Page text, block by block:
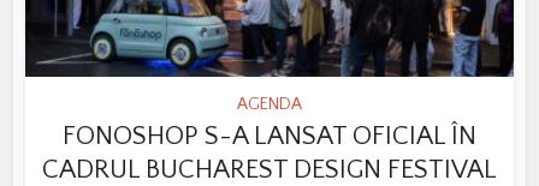
AGENDA
FONOSHOP S-A LANSAT OFICIAL ÎN
CADRUL BUCHAREST DESIGN FESTIVAL